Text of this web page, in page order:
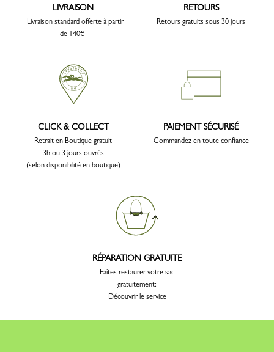
LIVRAISON
Livraison standard offerte à partir
de 140€
RETOURS
Retours gratuits sous 30 jours
CLICK & COLLECT
Retrait en Boutique gratuit
3h ou 3 jours ouvrés
(selon disponibilité en boutique)
PAIEMENT SÉCURISÉ
Commandez en toute confiance
RÉPARATION GRATUITE
Faites restaurer votre sac
gratuitement:
Découvrir le service